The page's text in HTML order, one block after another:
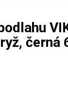
černá